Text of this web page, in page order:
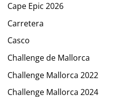
Cape Epic 2026
Carretera
Casco
Challenge de Mallorca
Challenge Mallorca 2022
Challenge Mallorca 2024